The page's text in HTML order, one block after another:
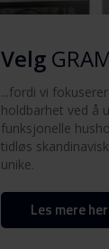
Hent alt (8)
Velg
...fordi vi
holdbarhet ved å
funksjonelle
tidløs
unike.
Les mere her